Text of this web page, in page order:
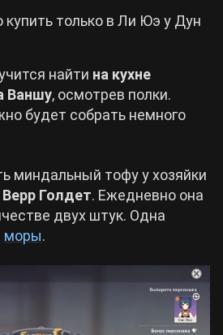
только в Ли Юэ у Дун
найти на кухне
Ваншу, осмотрев полки.
будет собрать немного
миндальный тофу у хозяйки
Верр Голдет. Ежедневно она
двух штук. Одна
моры.